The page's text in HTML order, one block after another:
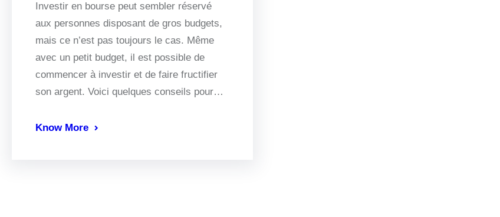
Investir en bourse peut sembler réservé
aux personnes disposant de gros budgets,
mais ce n’est pas toujours le cas. Même
avec un petit budget, il est possible de
commencer à investir et de faire fructifier
son argent. Voici quelques conseils pour…
Know More